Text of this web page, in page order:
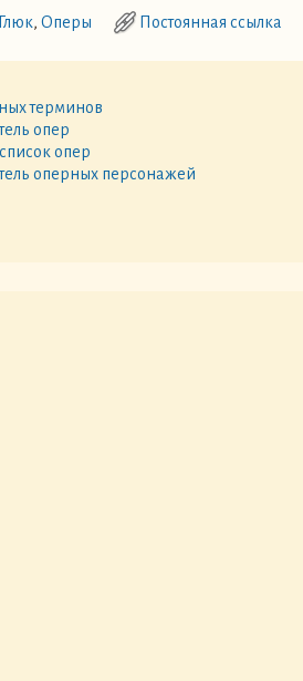
Глюк, Оперы Постоянная ссылка
терминов
опер
опер
оперных персонажей